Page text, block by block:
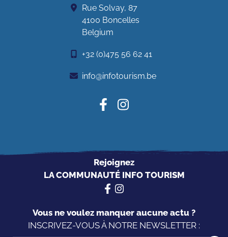
Rue Solvay, 87
4100 Boncelles
Belgium
+32 (0)475 56 62 41
info@infotourism.be
Rejoignez
LA COMMUNAUTÉ INFO TOURISM
Vous ne voulez manquer aucune actu ?
INSCRIVEZ-VOUS À NOTRE NEWSLETTER :